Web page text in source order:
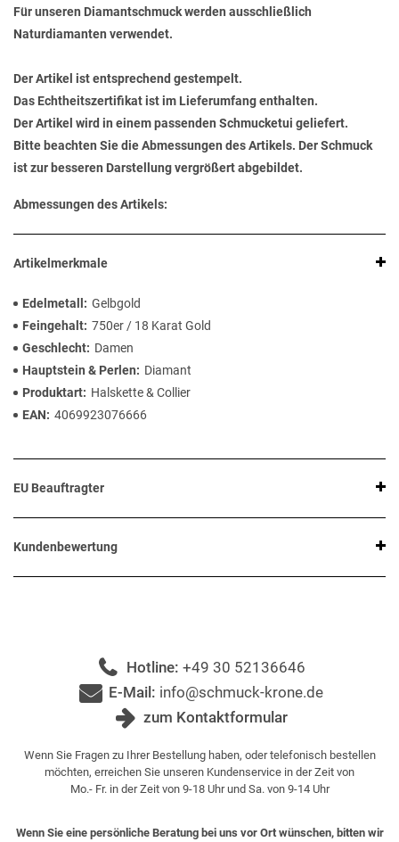
Für unseren Diamantschmuck werden ausschließlich
Naturdiamanten verwendet.
Der Artikel ist entsprechend gestempelt.
Das Echtheitszertifikat ist im Lieferumfang enthalten.
Der Artikel wird in einem passenden Schmucketui geliefert.
Bitte beachten Sie die Abmessungen des Artikels. Der Schmuck
ist zur besseren Darstellung vergrößert abgebildet.
Abmessungen des Artikels:
Artikelmerkmale
Edelmetall
Gelbgold
Feingehalt 750er / 18 Karat Gold
Geschlecht
Damen
Hauptstein & Perlen
Diamant
Produktart
Halskette & Collier
EAN
4069923076666
EU Beauftragter
Kundenbewertung
Hotline: +49 30 52136646
E-Mail: info@schmuck-krone.de
zum Kontaktformular
Wenn Sie Fragen zu Ihrer Bestellung haben, oder telefonisch bestellen
möchten, erreichen Sie unseren Kundenservice in der Zeit von
Mo.- Fr. in der Zeit von 9-18 Uhr und Sa. von 9-14 Uhr
Wenn Sie eine persönliche Beratung bei uns vor Ort wünschen, bitten wir